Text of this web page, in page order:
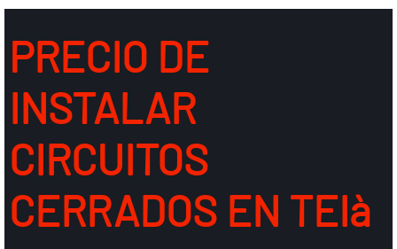
PRECIO DE
INSTALAR
CIRCUITOS
CERRADOS EN TEIà